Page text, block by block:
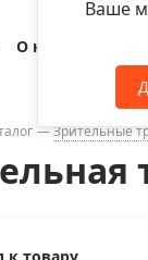
трубы
Ваше
О компании
Зрительные